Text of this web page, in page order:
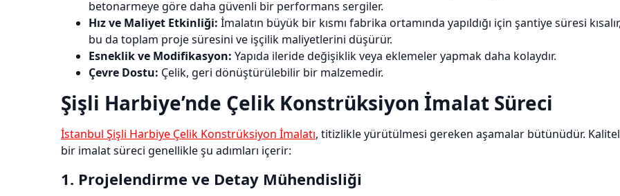
betonarmeye göre daha güvenli bir performans sergiler.
Hız ve Maliyet Etkinliği: İmalatın büyük bir kısmı fabrika ortamında yapıldığı için şantiye süresi kısalır,
bu da toplam proje süresini ve işçilik maliyetlerini düşürür.
Esneklik ve Modifikasyon: Yapıda ileride değişiklik veya eklemeler yapmak daha kolaydır.
Çevre Dostu: Çelik, geri dönüştürülebilir bir malzemedir.
Şişli Harbiye’nde Çelik Konstrüksiyon İmalat Süreci
İstanbul Şişli Harbiye Çelik Konstrüksiyon İmalatı, titizlikle yürütülmesi gereken aşamalar bütünüdür.
bir imalat süreci genellikle şu adımları içerir:
1. Projelendirme ve Detay Mühendisliği